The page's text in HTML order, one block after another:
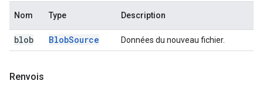
Nom Type Description
blob BlobSource Données du nouveau fichier.
Renvois